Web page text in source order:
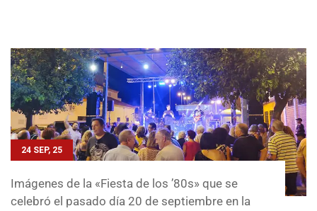
24 SEP, 25
Imágenes de la «Fiesta de los ’80s» que se
celebró el pasado día 20 de septiembre en la